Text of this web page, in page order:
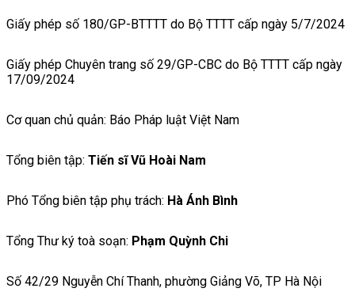
Giấy phép số 180/GP-BTTTT do Bộ TTTT cấp ngày 5/7/2024
Giấy phép Chuyên trang số 29/GP-CBC do Bộ TTTT cấp ngày
17/09/2024
Cơ quan chủ quản: Báo Pháp luật Việt Nam
Tổng biên tập: Tiến sĩ Vũ Hoài Nam
Phó Tổng biên tập phụ trách: Hà Ánh Bình
Tổng Thư ký toà soạn: Phạm Quỳnh Chi
Số 42/29 Nguyễn Chí Thanh, phường Giảng Võ, TP Hà Nội